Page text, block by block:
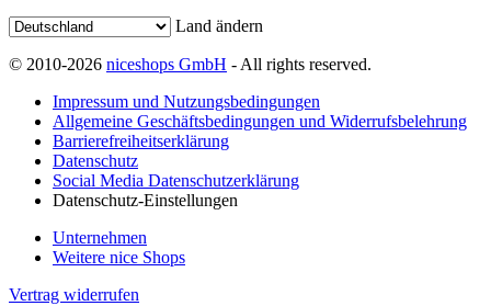
Land ändern
© 2010-2026 niceshops GmbH - All rights reserved.
Impressum und Nutzungsbedingungen
Allgemeine Geschäftsbedingungen und Widerrufsbelehrung
Barrierefreiheitserklärung
Datenschutz
Social Media Datenschutzerklärung
Datenschutz-Einstellungen
Unternehmen
Weitere nice Shops
Vertrag widerrufen